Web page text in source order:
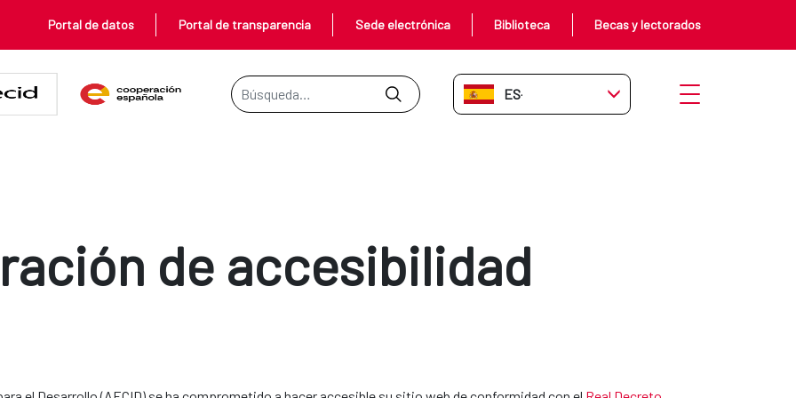
Portal de datos Portal de transparencia Sede electrónica Biblioteca Becas y lectorados
Barra de búsqueda
ES-ES Abrir menú
de accesibilidad